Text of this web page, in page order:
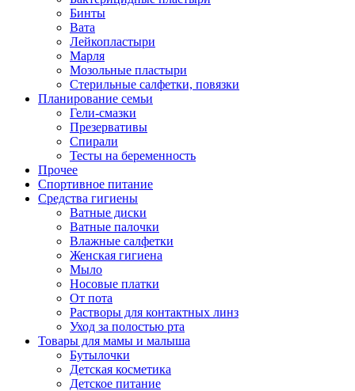
Бинты
Вата
Лейкопластыри
Марля
Мозольные пластыри
Стерильные салфетки, повязки
Планирование семьи
Гели-смазки
Презервативы
Спирали
Тесты на беременность
Прочее
Спортивное питание
Средства гигиены
Ватные диски
Ватные палочки
Влажные салфетки
Женская гигиена
Мыло
Носовые платки
От пота
Растворы для контактных линз
Уход за полостью рта
Товары для мамы и малыша
Бутылочки
Детская косметика
Детское питание